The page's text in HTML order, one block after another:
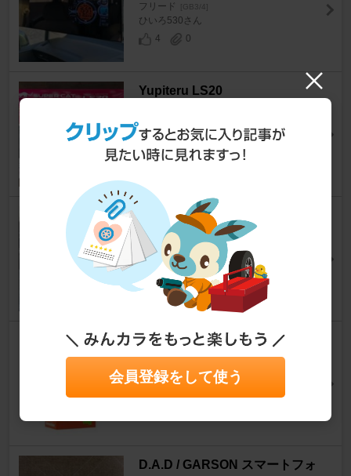
フリード [GB3/4]
ひいろ530さん
4
0
Yupiteru LS20
Yellow beansさん
0
WORK Emotion T7Ｒ
フリード [GB3/4]
まっちょ0411さん
11
コメリ ディフェンスウォータ
ー 親疎水タイプ
フリード [GB3/4]
D.A.D / GARSON スマートフォ
会員登録をして使う